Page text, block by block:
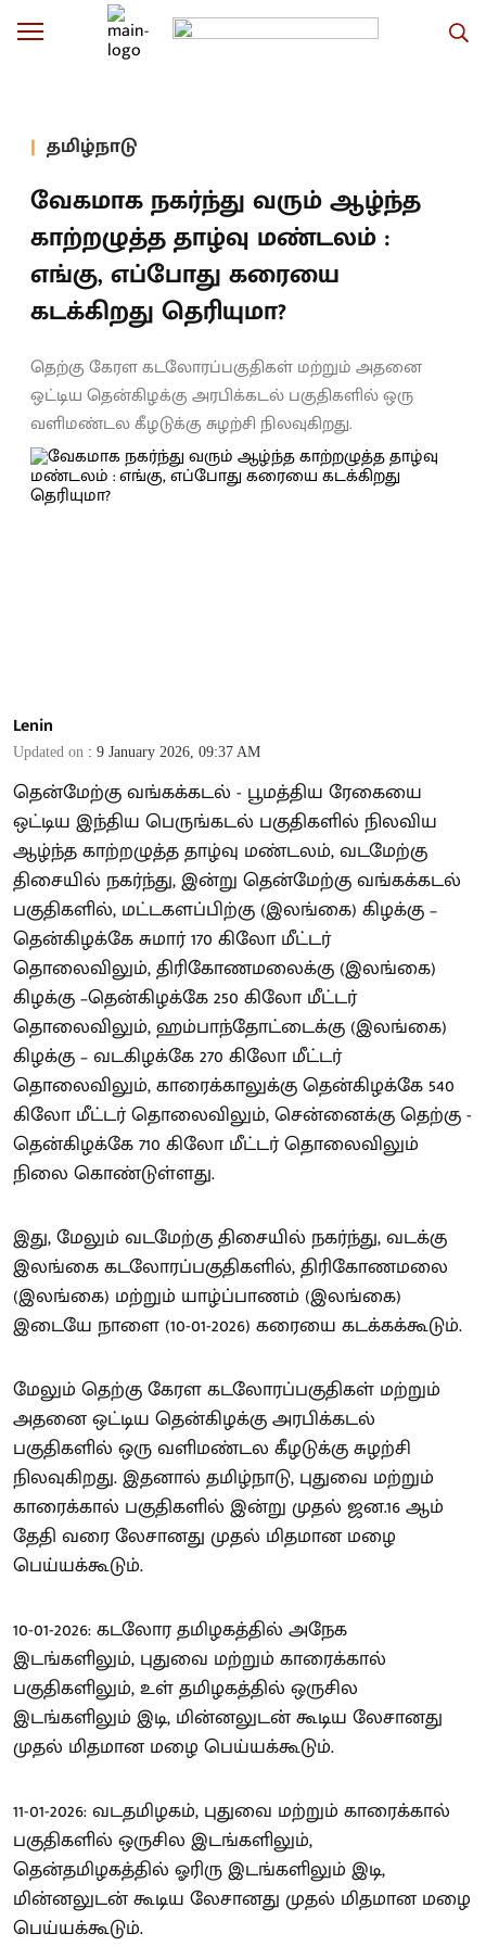
தமிழ்நாடு
வேகமாக நகர்ந்து வரும் ஆழ்ந்த
காற்றழுத்த தாழ்வு மண்டலம் :
எங்கு, எப்போது கரையை
கடக்கிறது தெரியுமா?
தெற்கு கேரள கடலோரப்பகுதிகள் மற்றும் அதனை
ஒட்டிய தென்கிழக்கு அரபிக்கடல் பகுதிகளில் ஒரு
வளிமண்டல கீழடுக்கு சுழற்சி நிலவுகிறது.
Lenin
Updated on : 9 January 2026, 09:37 AM
தென்மேற்கு வங்கக்கடல் - பூமத்திய ரேகையை
ஒட்டிய இந்திய பெருங்கடல் பகுதிகளில் நிலவிய
ஆழ்ந்த காற்றழுத்த தாழ்வு மண்டலம், வடமேற்கு
திசையில் நகர்ந்து, இன்று தென்மேற்கு வங்கக்கடல்
பகுதிகளில், மட்டகளப்பிற்கு (இலங்கை) கிழக்கு –
தென்கிழக்கே சுமார் 170 கிலோ மீட்டர்
தொலைவிலும், திரிகோணமலைக்கு (இலங்கை)
கிழக்கு –தென்கிழக்கே 250 கிலோ மீட்டர்
தொலைவிலும், ஹம்பாந்தோட்டைக்கு (இலங்கை)
கிழக்கு – வடகிழக்கே 270 கிலோ மீட்டர்
தொலைவிலும், காரைக்காலுக்கு தென்கிழக்கே 540
கிலோ மீட்டர் தொலைவிலும், சென்னைக்கு தெற்கு -
தென்கிழக்கே 710 கிலோ மீட்டர் தொலைவிலும்
நிலை கொண்டுள்ளது.
இது, மேலும் வடமேற்கு திசையில் நகர்ந்து, வடக்கு
இலங்கை கடலோரப்பகுதிகளில், திரிகோணமலை
(இலங்கை) மற்றும் யாழ்ப்பாணம் (இலங்கை)
இடையே நாளை (10-01-2026) கரையை கடக்கக்கூடும்.
மேலும் தெற்கு கேரள கடலோரப்பகுதிகள் மற்றும்
அதனை ஒட்டிய தென்கிழக்கு அரபிக்கடல்
பகுதிகளில் ஒரு வளிமண்டல கீழடுக்கு சுழற்சி
நிலவுகிறது. இதனால் தமிழ்நாடு, புதுவை மற்றும்
காரைக்கால் பகுதிகளில் இன்று முதல் ஜன.16 ஆம்
தேதி வரை லேசானது முதல் மிதமான மழை
பெய்யக்கூடும்.
10-01-2026: கடலோர தமிழகத்தில் அநேக
இடங்களிலும், புதுவை மற்றும் காரைக்கால்
பகுதிகளிலும், உள் தமிழகத்தில் ஒருசில
இடங்களிலும் இடி, மின்னலுடன் கூடிய லேசானது
முதல் மிதமான மழை பெய்யக்கூடும்.
11-01-2026: வடதமிழகம், புதுவை மற்றும் காரைக்கால்
பகுதிகளில் ஒருசில இடங்களிலும்,
தென்தமிழகத்தில் ஓரிரு இடங்களிலும் இடி,
மின்னலுடன் கூடிய லேசானது முதல் மிதமான மழை
பெய்யக்கூடும்.